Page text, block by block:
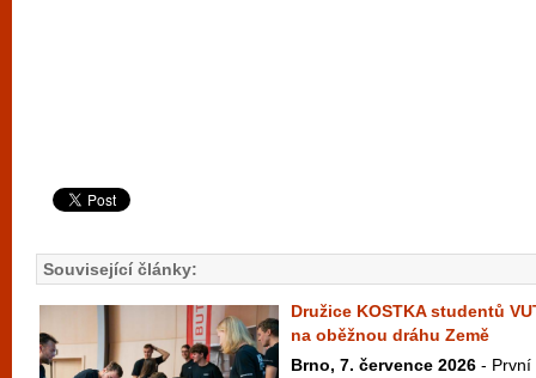
Související články:
Družice KOSTKA studentů
na oběžnou dráhu Země
Brno, 7. července 2026 - První